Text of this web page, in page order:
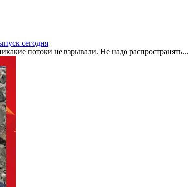
сегодня
потоки не взрывали. Не надо распространять...